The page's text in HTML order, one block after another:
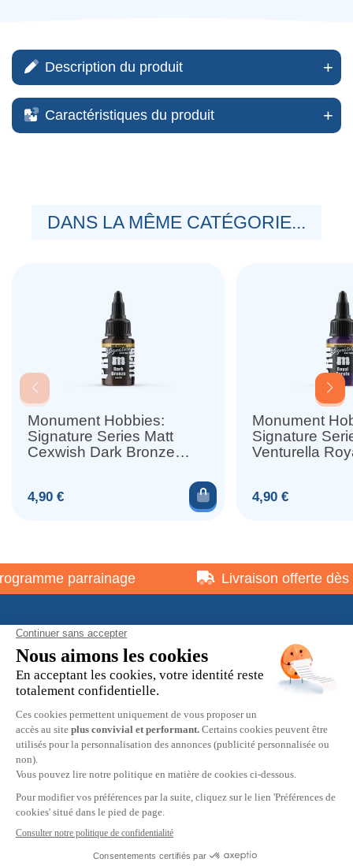
Description du produit
Caractéristiques du produit
DANS LA MÊME CATÉGORIE...
Monument Hobbies:
Signature Series Matt
Cexwish Dark Bronze
Prix
4,90 € Ajouter au panier
Monument
Signature
Venturella
Prix
4,90 €
parrainage Livraison offerte dès
À propos
Informations pratiques
Restons en contact
© 2026 HOBBY MAX -Mentions légales
confidentialité-Préférences cookies-